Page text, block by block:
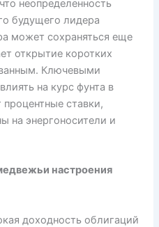
неопределенность
будущего лидера
может сохраняться еще
открытие коротких
Ключевыми
на курс фунта в
ставки,
на энергоносители и
настроения
доходность облигаций